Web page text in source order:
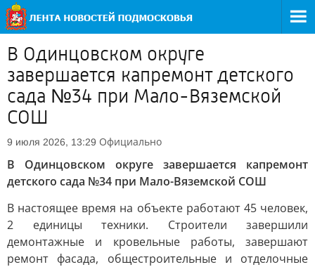
В Одинцовском округе
завершается капремонт детского
сада №34 при Мало-Вяземской
СОШ
9 июля 2026, 13:29 Официально
В Одинцовском округе завершается капремонт
детского сада №34 при Мало-Вяземской СОШ
В настоящее время на объекте работают 45 человек,
2 единицы техники. Строители завершили
демонтажные и кровельные работы, завершают
ремонт фасада, общестроительные и отделочные